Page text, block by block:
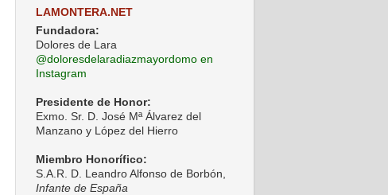
LAMONTERA.NET
Fundadora:
Dolores de Lara
@doloresdelaradiazmayordomo en
Instagram
Presidente de Honor:
Exmo. Sr. D. José Mª Álvarez del
Manzano y López del Hierro
Miembro Honorífico:
S.A.R. D. Leandro Alfonso de Borbón,
Infante de España